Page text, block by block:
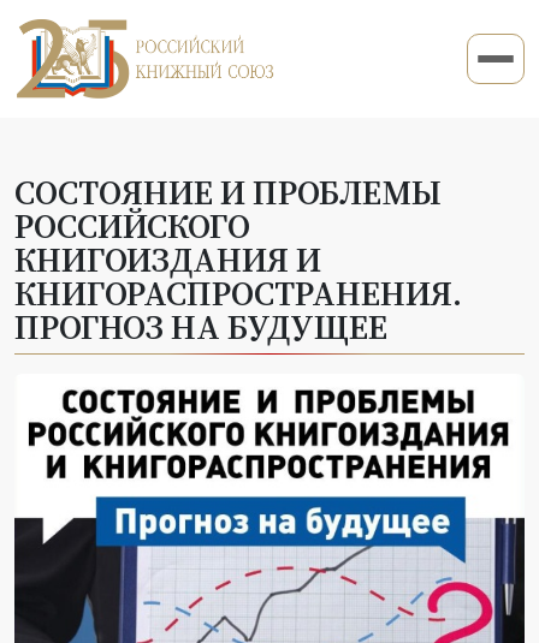
СОСТОЯНИЕ И ПРОБЛЕМЫ
РОССИЙСКОГО
КНИГОИЗДАНИЯ И
КНИГОРАСПРОСТРАНЕНИЯ.
ПРОГНОЗ НА БУДУЩЕЕ